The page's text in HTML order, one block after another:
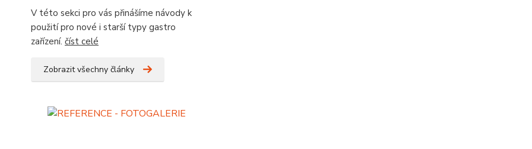
V této sekci pro vás přinášíme návody k
použití pro nové i starší typy gastro
zařízení. číst celé
Zobrazit všechny články